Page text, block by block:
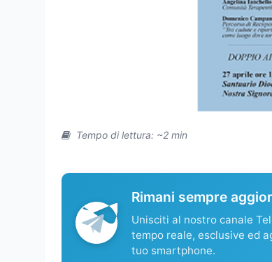
Tempo di lettura: ~2 min
Rimani sempre
Unisciti al nostro canale
tempo reale, esclusive ed
tuo smartphone.